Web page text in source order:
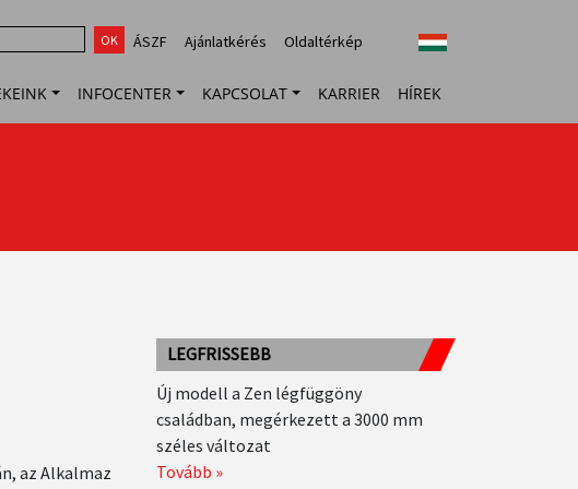
top
ÁSZF Ajánlatkérés Oldaltérkép
INFOCENTER KAPCSOLAT KARRIER HÍREK
az Alkalmaz
LEGFRISSEBB
Új modell a Zen légfüggöny
családban, megérkezett a 3000 mm
széles változat
Tovább »